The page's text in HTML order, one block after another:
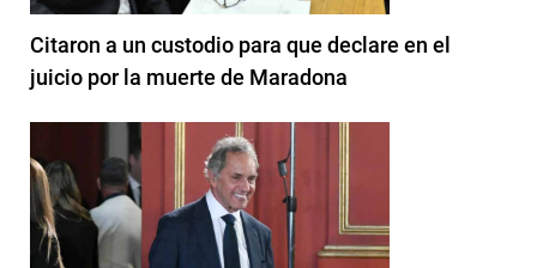
Citaron a un custodio para que declare en el
juicio por la muerte de Maradona